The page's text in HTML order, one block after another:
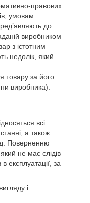
правових
умовам
до
виробником
з істотним
недолік, який
товару за його
виробника).
всі
а також
Поверненню
не має слідів
експлуатації, за
і